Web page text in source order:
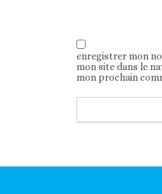
enregistrer mon
mon site dans le
mon prochain